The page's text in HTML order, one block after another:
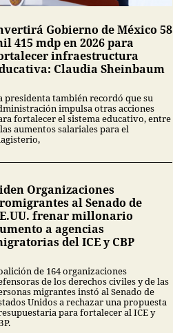
Gobierno de México 58
415 mdp en 2026 para
infraestructura
Claudia Sheinbaum
presidenta también recordó que su
impulsa otras acciones
fortalecer el sistema educativo, entre
aumentos salariales para el
Organizaciones
al Senado de
frenar millonario
a agencias
del ICE y CBP
de 164 organizaciones
de los derechos civiles y de las
migrantes instó al Senado de
Unidos a rechazar una propuesta
para fortalecer al ICE y